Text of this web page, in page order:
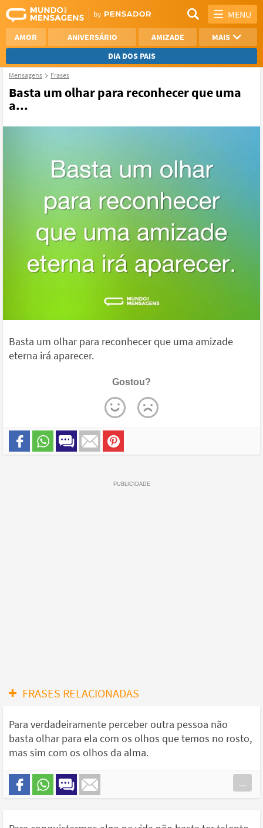
MENU
AMOR ANIVERSÁRIO AMIZADE
MAIS
DIA DOS PAIS
REFLEXÃO
AGRADECIMENTO
Mensagens Frases
Basta um olhar para reconhecer que uma
a...
Basta um olhar para reconhecer que uma amizade
eterna irá aparecer.
Gostou?
FRASES RELACIONADAS
Para verdadeiramente perceber outra pessoa não
basta olhar para ela com os olhos que temos no rosto,
mas sim com os olhos da alma.
...